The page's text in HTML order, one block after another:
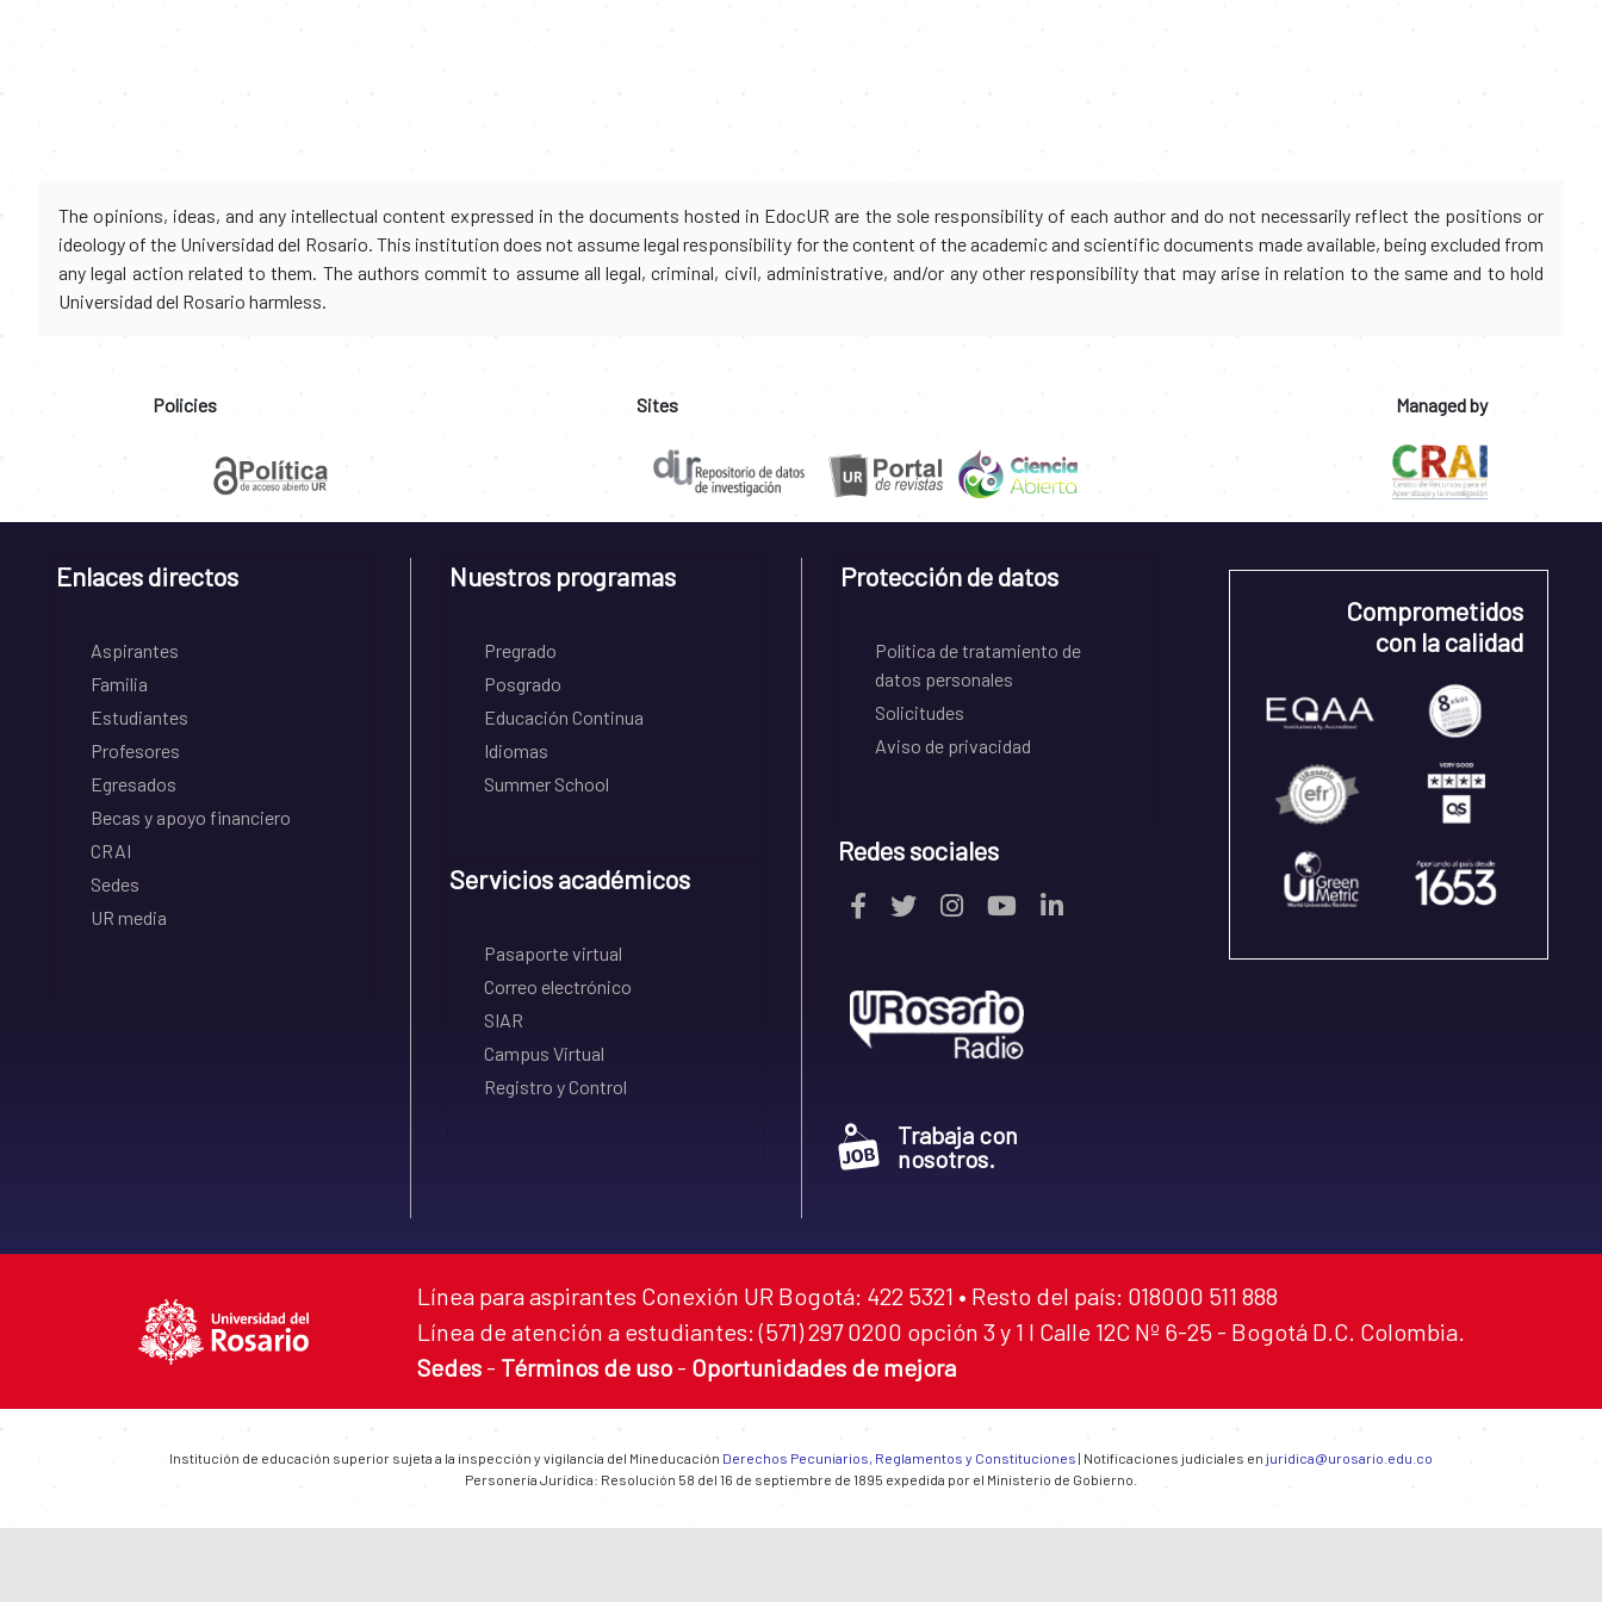
The opinions, ideas, and any intellectual content expressed in the documents hosted in EdocUR are the sole responsibility of each author and do not necessarily reflect the positions or
ideology of the Universidad del Rosario. This institution does not assume legal responsibility for the content of the academic and scientific documents made available, being excluded from
any legal action related to them. The authors commit to assume all legal, criminal, civil, administrative, and/or any other responsibility that may arise in relation to the same and to hold
Universidad del Rosario harmless.
Policies Sites Managed by
Enlaces directos
Aspirantes
Familia
Estudiantes
Profesores
Egresados
Becas y apoyo financiero
CRAI
Sedes
UR media
Nuestros programas
Pregrado
Posgrado
Educación Continua
Idiomas
Summer School
Servicios académicos
Pasaporte virtual
Correo electrónico
SIAR
Campus Virtual
Registro y Control
Protección de datos
Política de tratamiento de
datos personales
Solicitudes
Aviso de privacidad
Redes sociales
Trabaja con
nosotros.
Comprometidos
con la calidad
Línea para aspirantes Conexión UR Bogotá: 422 5321 • Resto del país: 018000 511 888
Línea de atención a estudiantes: (571) 297 0200 opción 3 y 1 I Calle 12C Nº 6-25 - Bogotá D.C. Colombia.
Sedes - Términos de uso - Oportunidades de mejora
Institución de educación superior sujeta a la inspección y vigilancia del Mineducación Derechos Pecuniarios, Reglamentos y Constituciones | Notificaciones judiciales en juridica@urosario.edu.co
Personería Jurídica: Resolución 58 del 16 de septiembre de 1895 expedida por el Ministerio de Gobierno.